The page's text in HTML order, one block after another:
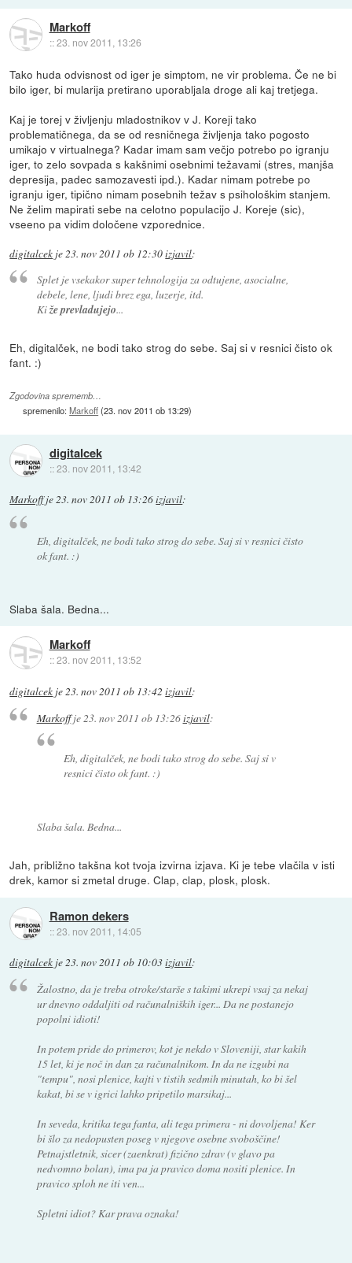
Markoff
::23. nov 2011, 13:26
Tako huda odvisnost od iger je simptom, ne vir problema. Če ne bi
bilo iger, bi mularija pretirano uporabljala droge ali kaj tretjega.
Kaj je torej v življenju mladostnikov v J. Koreji tako
problematičnega, da se od resničnega življenja tako pogosto
umikajo v virtualnega? Kadar imam sam večjo potrebo po igranju
iger, to zelo sovpada s kakšnimi osebnimi težavami (stres, manjša
depresija, padec samozavesti ipd.). Kadar nimam potrebe po
igranju iger, tipično nimam posebnih težav s psihološkim stanjem.
Ne želim mapirati sebe na celotno populacijo J. Koreje (sic),
vseeno pa vidim določene vzporednice.
digitalcek je23. nov 2011 ob 12:30izjavil:
Splet je vsekakor super tehnologija za odtujene, asocialne,
debele, lene, ljudi brez ega, luzerje, itd.
Kiže prevladujejo...
Eh, digitalček, ne bodi tako strog do sebe. Saj si v resnici čisto ok
fant. :)
Zgodovina sprememb…
spremenilo:Markoff(23. nov 2011 ob 13:29)
digitalcek
::23. nov 2011, 13:42
Markoffje23. nov 2011 ob 13:26izjavil:
Eh, digitalček, ne bodi tako strog do sebe. Saj si v resnici čisto
ok fant. :)
Slaba šala. Bedna...
Markoff
::23. nov 2011, 13:52
digitalcek je23. nov 2011 ob 13:42 izjavil:
Markoffje 23. nov 2011 ob 13:26izjavil:
Eh, digitalček, ne bodi tako strog do sebe. Saj si v
resnici čisto ok fant. :)
Slaba šala. Bedna...
Jah, približno takšna kot tvoja izvirna izjava. Ki je tebe vlačila v isti
drek, kamor si zmetal druge. Clap, clap, plosk, plosk.
Ramon dekers
::23. nov 2011, 14:05
digitalcek je23. nov 2011 ob 10:03izjavil:
Žalostno, da je treba otroke/starše s takimi ukrepi vsaj za nekaj
ur dnevno oddaljiti od računalniških iger... Da ne postanejo
popolni idioti!
In potem pride do primerov, kot je nekdo v Sloveniji, star kakih
15 let, ki je noč in dan za računalnikom. In da ne izgubi na
"tempu", nosi plenice, kajti v tistih sedmih minutah, ko bi šel
kakat, bi se v igrici lahko pripetilo marsikaj...
In seveda, kritika tega fanta, ali tega primera - ni dovoljena! Ker
bi šlo za nedopusten poseg v njegove osebne svoboščine!
Petnajstletnik, sicer (zaenkrat) fizično zdrav (v glavo pa
nedvomno bolan), ima pa ja pravico doma nositi plenice. In
pravico sploh ne iti ven...
Spletni idiot? Kar prava oznaka!